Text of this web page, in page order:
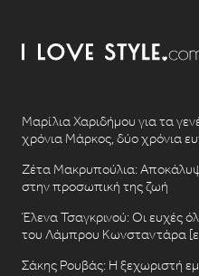
Μαρίλια Χαριδήμου για τα
χρόνια Μάρκος, δύο χρόνια
Ζέτα Μακρυπούλια:
στην προσωπική της ζωή
Έλενα Τσαγκρινού: Οι ευχές
του Λάμπρου Κωνσταντάρα
Σάκης Ρουβάς: Η ξεχωριστή